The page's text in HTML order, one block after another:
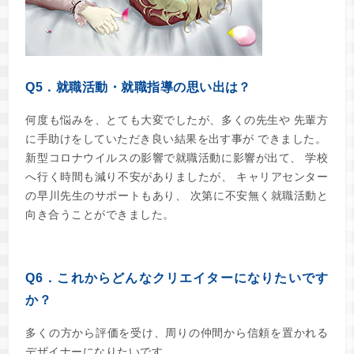
Q5．就職活動・就職指導の思い出は？
何度も悩みを、とても大変でしたが、多くの先生や 先輩方
に手助けをしていただき良い結果を出す事が できました。
新型コロナウイルスの影響で就職活動に影響が出て、
学校
へ行く時間も減り不安がありましたが、
キャリアセンター
の早川先生のサポートもあり、
次第に不安無く就職活動と
向き合うことができました。
Q6．これからどんなクリエイターになりたいです
か？
多くの方から評価を受け、周りの仲間から信頼を置かれる